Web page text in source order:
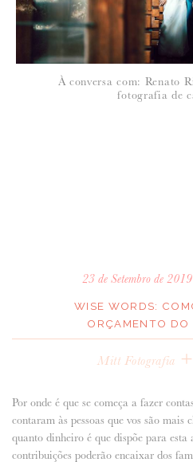
À conversa com: Renato
fotografia de
23 de Setembro de 2019
WISE WORDS:
ORÇAMENTO DO
Mitt Fotografia +
Por onde é que se começa a fazer
contaram às pessoas que vos são mais
quanto dinheiro é que dispõe para esta
contribuições poderão encaixar dos